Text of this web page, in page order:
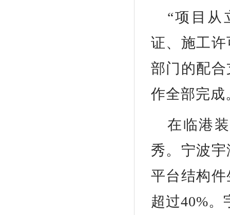
“项目从
证、施工
部门的配
作全部完成
在临港
秀。宁波
平台结构
超过40%。